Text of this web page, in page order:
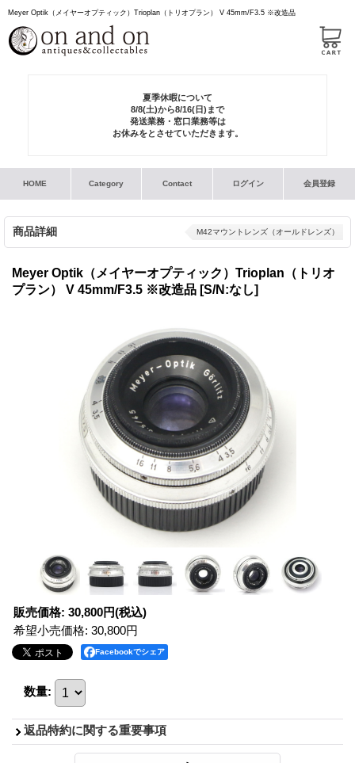
Meyer Optik（メイヤーオプティック）Trioplan（トリオプラン） V 45mm/F3.5 ※改造品
夏季休暇について
8/8(土)から8/16(日)まで
発送業務・窓口業務等は
お休みをとさせていただきます。
HOME Category Contact ログイン 会員登録
商品詳細 M42マウントレンズ（オールドレンズ）
Meyer Optik（メイヤーオプティック）Trioplan（トリオ
プラン） V 45mm/F3.5 ※改造品 [S/N:なし]
販売価格: 30,800円(税込)
希望小売価格: 30,800円
Facebookでシェア
数量:
返品特約に関する重要事項